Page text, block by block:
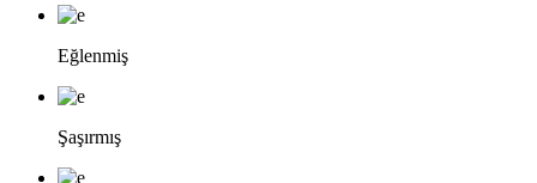
Eğlenmiş
Şaşırmış